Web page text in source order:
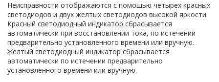
Неисправности отображаются с помощью четырех красных
светодиодов и двух желтых светодиодов высокой яркости.
Красный светодиодный индикатор сбрасывается
автоматически при восстановлении тока, по истечении
предварительно установленного времени или вручную.
Желтый светодиодный индикатор сбрасывается
автоматически по истечении предварительно
установленного времени или вручную.